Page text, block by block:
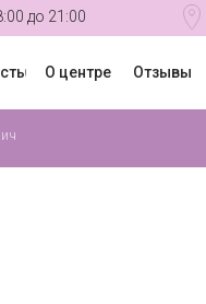
до 21:00
Отзывы
О центре